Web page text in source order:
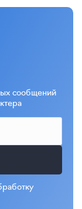
сообщений